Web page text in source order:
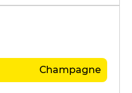
Champagne